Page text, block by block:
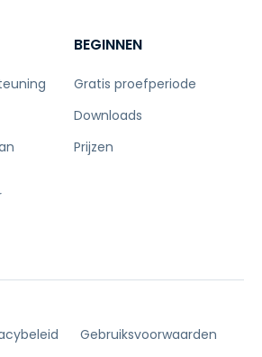
BEGINNEN
Gratis proefperiode
Downloads
Prijzen
Gebruiksvoorwaarden